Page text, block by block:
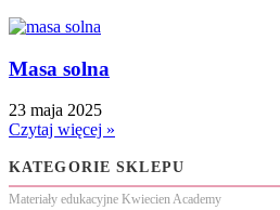
Masa solna
23 maja 2025
Czytaj więcej »
KATEGORIE SKLEPU
Materiały edukacyjne Kwiecien Academy